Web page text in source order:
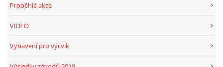
Proběhlé akce
VIDEO
Vybavení pro výcvik